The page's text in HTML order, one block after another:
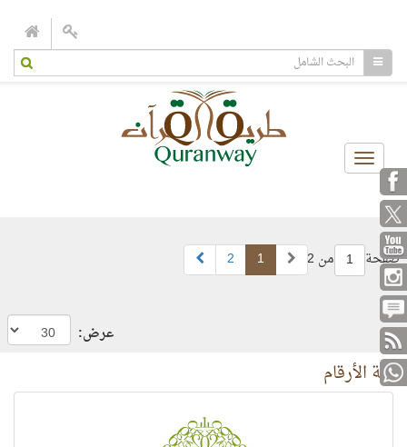
Toggle
navigation
صفحة 1 من 2 1
2
عرض:
لغة الأرقام